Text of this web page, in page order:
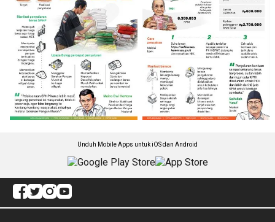
Unduh Mobile Apps untuk iOS dan Android